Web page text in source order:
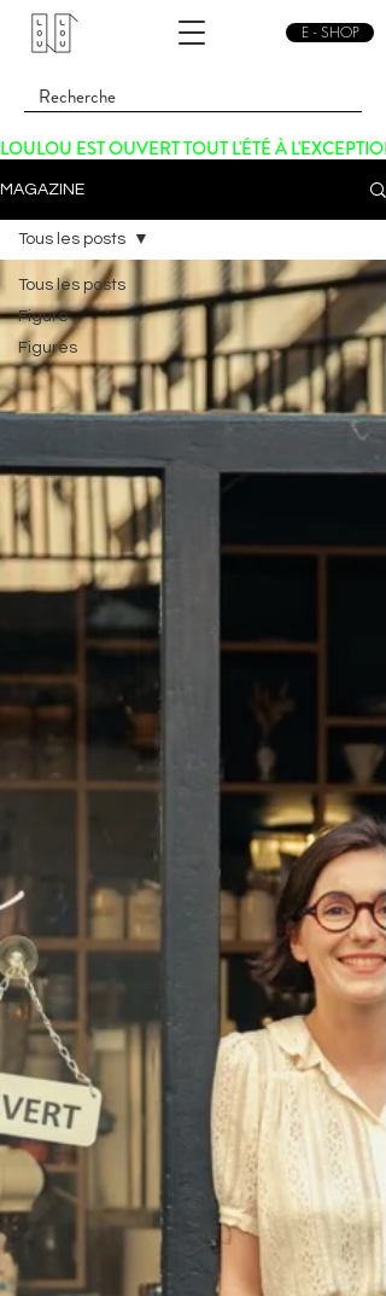
E - SHOP
LOULOU EST OUVERT TOUT L'ÉTÉ À
MAGAZINE
Tous les posts
Figure
Figures
Tous les posts